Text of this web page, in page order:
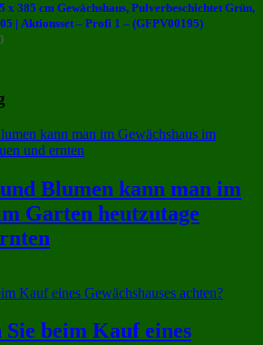
x 385 cm Gewächshaus, Pulverbeschichtet Grün,
| Aktionsset – Profi 1 – (GFPV00195)
Blumen kann man im
Garten heutzutage
beim Kauf eines